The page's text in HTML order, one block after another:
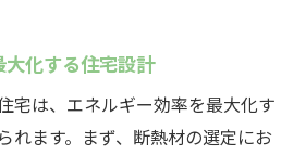
化する住宅設計
宅は、エネルギー効率を最大化す
れます。まず、断熱材の選定にお